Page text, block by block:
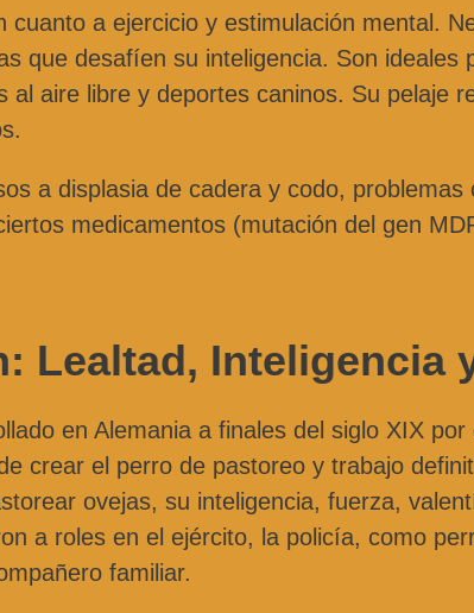
cuanto a ejercicio y estimulación mental.
que desafíen su inteligencia. Son ideales
al aire libre y deportes caninos. Su pelaje
a displasia de cadera y codo, problemas
medicamentos (mutación del gen
Lealtad, Inteligencia
en Alemania a finales del siglo XIX
crear el perro de pastoreo y trabajo
ovejas, su inteligencia, fuerza,
a roles en el ejército, la policía, como
familiar.